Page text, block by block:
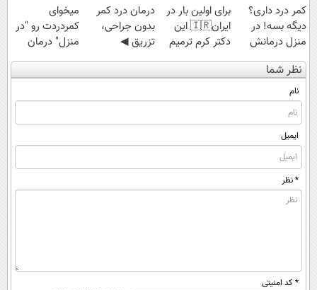
کمر درد داری؟
دیگه بسه! در
منزل درمانش
کن
(◀پرسش‌نامه)
برای اولین بار در
ایران🇮🇷 این
دکتر کرم ترمیم
کننده 23 روزه
ساخت!
درمان درد کمر
بدون جراحی،
تزریق ◀
پرسش‌نامه رو پر
کن ▶
میخوای
کمردردت رو "در
منزل" درمان
کنی؟ (◂فیلم +
◂پرسش‌نامه)
نظر شما
نام
ایمیل
* نظر
* کد امنیتی